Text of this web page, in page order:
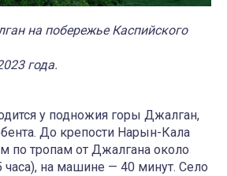
на побережье Каспийского
года.
у подножия горы Джалган,
До крепости Нарын-Кала
по тропам от Джалгана около
на машине — 40 минут. Село